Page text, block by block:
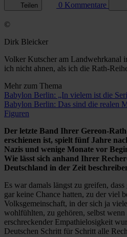
Teilen 0 Kommentare
©
Dirk Bleicker
Volker Kutscher am Landwehrkanal
ich nicht ahnen, als ich die Rath-
Mehr zum Thema
Babylon Berlin: „In vielem ist die
Babylon Berlin: Das sind die realen
Figuren
Der letzte Band Ihrer Gereon-
erschienen ist, spielt fünf Jahre
Nazis und wenige Monate vor
Wie lässt sich anhand Ihrer
Deutschland in der Zeit
Es war damals längst zu greifen,
gar keine Chance hatten, zu der viel
Volksgemeinschaft, in der sich ja
wohlfühlten, zu gehören, selbst
erschreckender Empathielosigkeit
Deutschen Schritt für Schritt alle